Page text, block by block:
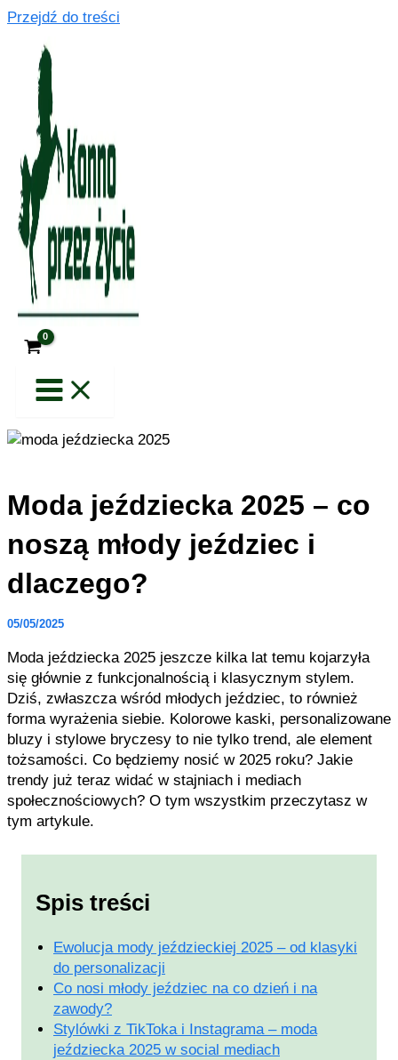
Przejdź do treści
Moda jeździecka 2025 – co
noszą młody jeździec i
dlaczego?
05/05/2025
Moda jeździecka 2025 jeszcze kilka lat temu kojarzyła
się głównie z funkcjonalnością i klasycznym stylem.
Dziś, zwłaszcza wśród młodych jeździec, to również
forma wyrażenia siebie. Kolorowe kaski, personalizowane
bluzy i stylowe bryczesy to nie tylko trend, ale element
tożsamości. Co będziemy nosić w 2025 roku? Jakie
trendy już teraz widać w stajniach i mediach
społecznościowych? O tym wszystkim przeczytasz w
tym artykule.
Spis treści
Ewolucja mody jeździeckiej 2025 – od klasyki
do personalizacji
Co nosi młody jeździec na co dzień i na
zawody?
Stylówki z TikToka i Instagrama – moda
jeździecka 2025 w social mediach